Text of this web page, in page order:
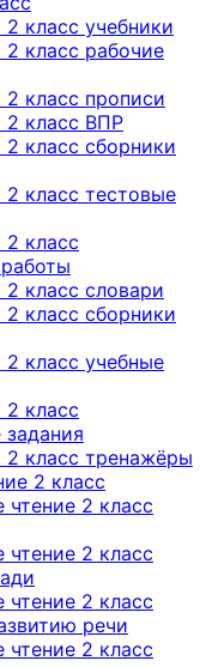
класс учебники
класс рабочие
класс прописи
2 класс ВПР
класс сборники
2 класс тестовые
2 класс
класс словари
класс сборники
класс учебные
2 класс
2 класс тренажёры
2 класс
чтение 2 класс
чтение 2 класс
чтение 2 класс
речи
чтение 2 класс